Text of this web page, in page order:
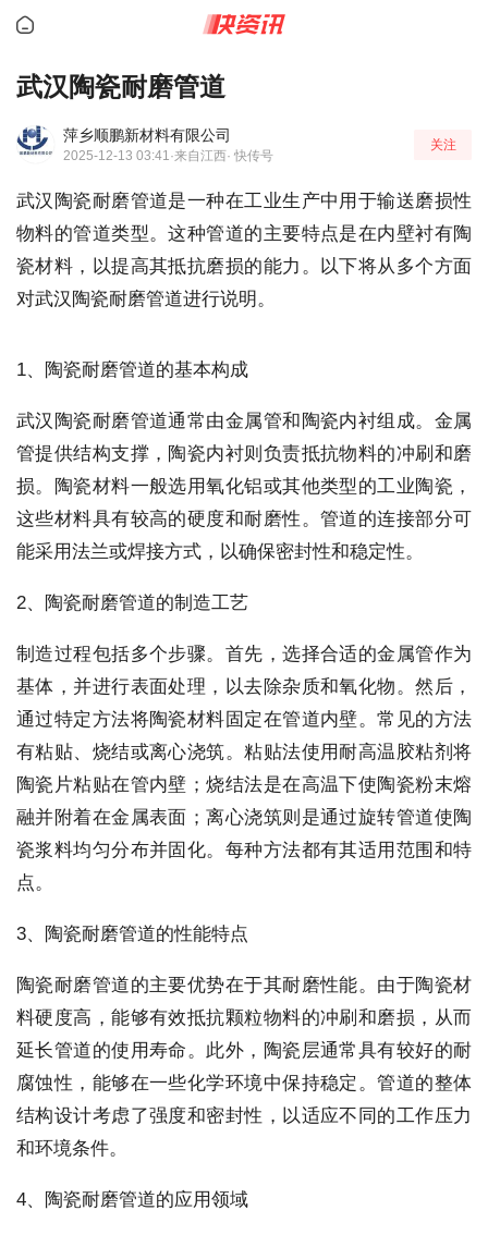
武汉陶瓷耐磨管道
萍乡顺鹏新材料有限公司
2025-12-13 03:41·来自江西· 快传号
关注
武汉陶瓷耐磨管道是一种在工业生产中用于输送磨损性
物料的管道类型。这种管道的主要特点是在内壁衬有陶
瓷材料，以提高其抵抗磨损的能力。以下将从多个方面
对武汉陶瓷耐磨管道进行说明。
1、陶瓷耐磨管道的基本构成
武汉陶瓷耐磨管道通常由金属管和陶瓷内衬组成。金属
管提供结构支撑，陶瓷内衬则负责抵抗物料的冲刷和磨
损。陶瓷材料一般选用氧化铝或其他类型的工业陶瓷，
这些材料具有较高的硬度和耐磨性。管道的连接部分可
能采用法兰或焊接方式，以确保密封性和稳定性。
2、陶瓷耐磨管道的制造工艺
制造过程包括多个步骤。首先，选择合适的金属管作为
基体，并进行表面处理，以去除杂质和氧化物。然后，
通过特定方法将陶瓷材料固定在管道内壁。常见的方法
有粘贴、烧结或离心浇筑。粘贴法使用耐高温胶粘剂将
陶瓷片粘贴在管内壁；烧结法是在高温下使陶瓷粉末熔
融并附着在金属表面；离心浇筑则是通过旋转管道使陶
瓷浆料均匀分布并固化。每种方法都有其适用范围和特
点。
3、陶瓷耐磨管道的性能特点
陶瓷耐磨管道的主要优势在于其耐磨性能。由于陶瓷材
料硬度高，能够有效抵抗颗粒物料的冲刷和磨损，从而
延长管道的使用寿命。此外，陶瓷层通常具有较好的耐
腐蚀性，能够在一些化学环境中保持稳定。管道的整体
结构设计考虑了强度和密封性，以适应不同的工作压力
和环境条件。
4、陶瓷耐磨管道的应用领域